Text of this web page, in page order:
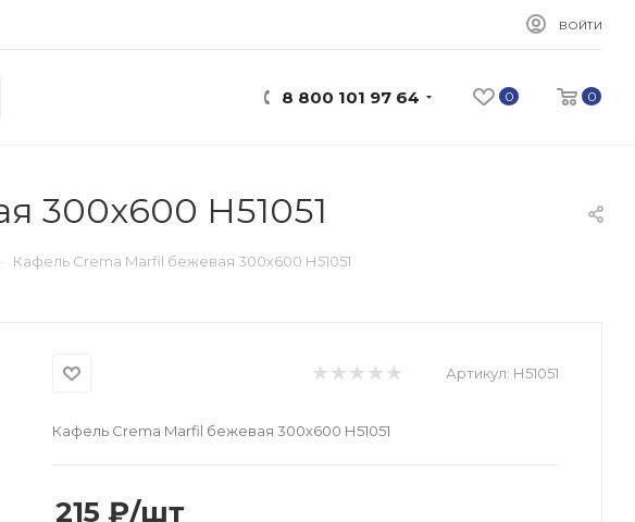
ВОЙТИ
0 0
8 800 101 97 64
300х600 Н51051
Кафель Crema Marfil бежевая 300х600 Н51051
Артикул: Н51051
Кафель Crema Marfil бежевая 300х600 Н51051
215 ₽/шт